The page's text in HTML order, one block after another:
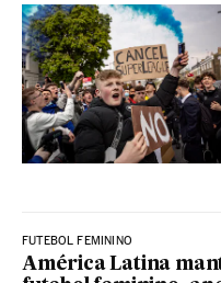
FUTEBOL FEMININO
América Latina